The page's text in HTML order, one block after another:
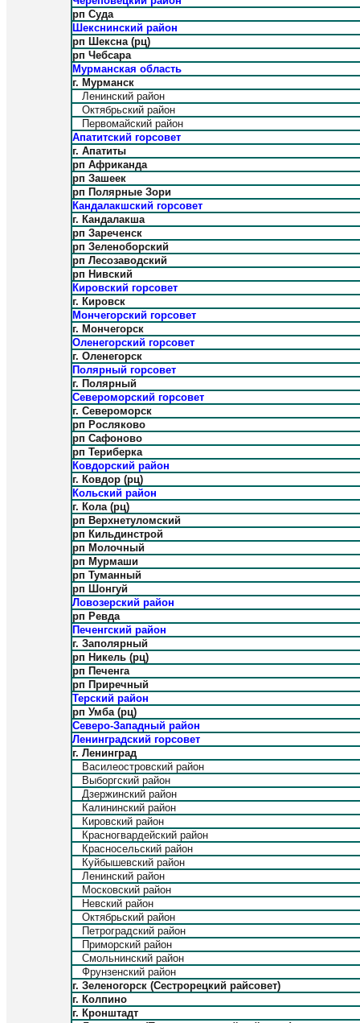
рп Суда
Шекснинский район
рп Шексна (рц)
рп Чебсара
Мурманская область
г. Мурманск
Ленинский район
Октябрьский район
Первомайский район
Апатитский горсовет
г. Апатиты
рп Африканда
рп Зашеек
рп Полярные Зори
Кандалакшский горсовет
г. Кандалакша
рп Зареченск
рп Зеленоборский
рп Лесозаводский
рп Нивский
Кировский горсовет
г. Кировск
Мончегорский горсовет
г. Мончегорск
Оленегорский горсовет
г. Оленегорск
Полярный горсовет
г. Полярный
Североморский горсовет
г. Североморск
рп Росляково
рп Сафоново
рп Териберка
Ковдорский район
г. Ковдор (рц)
Кольский район
г. Кола (рц)
рп Верхнетуломский
рп Кильдинстрой
рп Молочный
рп Мурмаши
рп Туманный
рп Шонгуй
Ловозерский район
рп Ревда
Печенгский район
г. Заполярный
рп Никель (рц)
рп Печенга
рп Приречный
Терский район
рп Умба (рц)
Северо-Западный район
Ленинградский горсовет
г. Ленинград
Василеостровский район
Выборгский район
Дзержинский район
Калининский район
Кировский район
Красногвардейский район
Красносельский район
Куйбышевский район
Ленинский район
Московский район
Невский район
Октябрьский район
Петроградский район
Приморский район
Смольнинский район
Фрунзенский район
г. Зеленогорск (Сестрорецкий райсовет)
г. Колпино
г. Кронштадт